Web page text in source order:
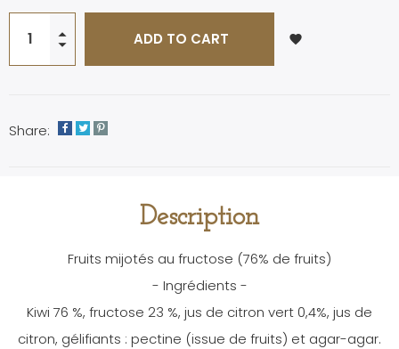
ADD TO CART favorite
Share:
Description
Fruits mijotés au fructose (76% de fruits)
- Ingrédients -
Kiwi 76 %, fructose 23 %, jus de citron vert 0,4%, jus de
citron, gélifiants : pectine (issue de fruits) et agar-agar.